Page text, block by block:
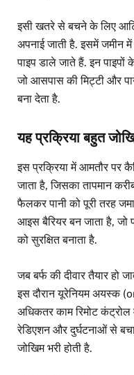
इसी खतरे से बचने के लिए
अपनाई जाती है. इसमें जमीन
पाइप डाले जाते हैं. इन पाइपों
जो आसपास की मिट्टी और
बना देता है.
यह प्रक्रिया बहुत
इस प्रक्रिया में आमतौर पर
जाता है, जिसका तापमान
फैलकर पानी को पूरी तरह
आइस बैरियर बन जाता है, जो
को सुरक्षित बनाता है.
जब बर्फ की दीवार तैयार हो
इस दौरान यूरेनियम अयस्क
अधिकतर काम रिमोट कंट्रोल
रेडिएशन और दुर्घटनाओं से
जोखिम भरी होती है.